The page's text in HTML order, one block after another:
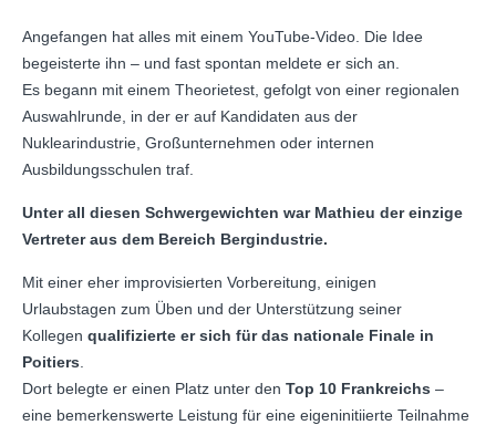
Angefangen hat alles mit einem YouTube-Video. Die Idee
begeisterte ihn – und fast spontan meldete er sich an.
Es begann mit einem Theorietest, gefolgt von einer regionalen
Auswahlrunde, in der er auf Kandidaten aus der
Nuklearindustrie, Großunternehmen oder internen
Ausbildungsschulen traf.
Unter all diesen Schwergewichten war Mathieu der einzige
Vertreter aus dem Bereich Bergindustrie.
Mit einer eher improvisierten Vorbereitung, einigen
Urlaubstagen zum Üben und der Unterstützung seiner
Kollegen qualifizierte er sich für das nationale Finale in
Poitiers
Dort belegte er einen Platz unter den Top 10 Frankreichs –
eine bemerkenswerte Leistung für eine eigeninitiierte Teilnahme